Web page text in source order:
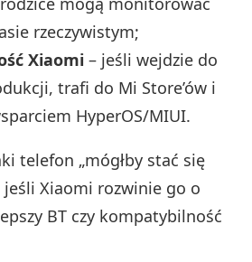
rzeczywistym;
Xiaomi – jeśli wejdzie do
trafi do Mi Store’ów i
HyperOS/MIUI.
telefon „mógłby stać się
jeśli Xiaomi rozwinie go o
BT czy kompatybilność